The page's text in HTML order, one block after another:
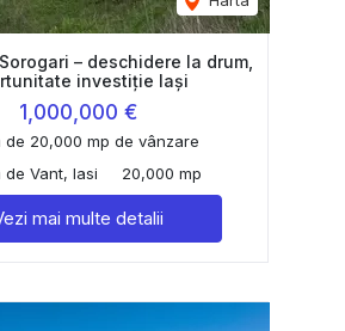
– deschidere la drum,
investiție Iași
1,000,000 €
de 20,000 mp de vânzare
de Vant, Iasi
20,000 mp
mai multe detalii